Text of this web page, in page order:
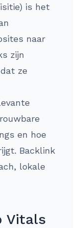
is het
naar
zijn
ze
en hoe
Backlink
lokale
Vitals